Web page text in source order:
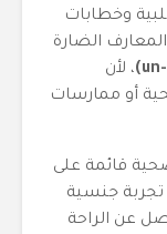
وخطابات
الضارة
، لأن
أو ممارسات
قائمة على
تجربة جنسية
عن الراحة